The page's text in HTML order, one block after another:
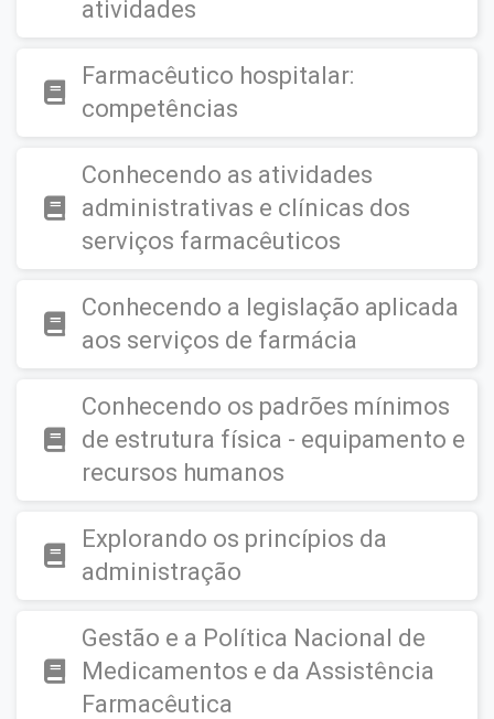
atividades
Farmacêutico hospitalar:
competências
Conhecendo as atividades
administrativas e clínicas dos
serviços farmacêuticos
Conhecendo a legislação aplicada
aos serviços de farmácia
Conhecendo os padrões mínimos
de estrutura física - equipamento e
recursos humanos
Explorando os princípios da
administração
Gestão e a Política Nacional de
Medicamentos e da Assistência
Farmacêutica